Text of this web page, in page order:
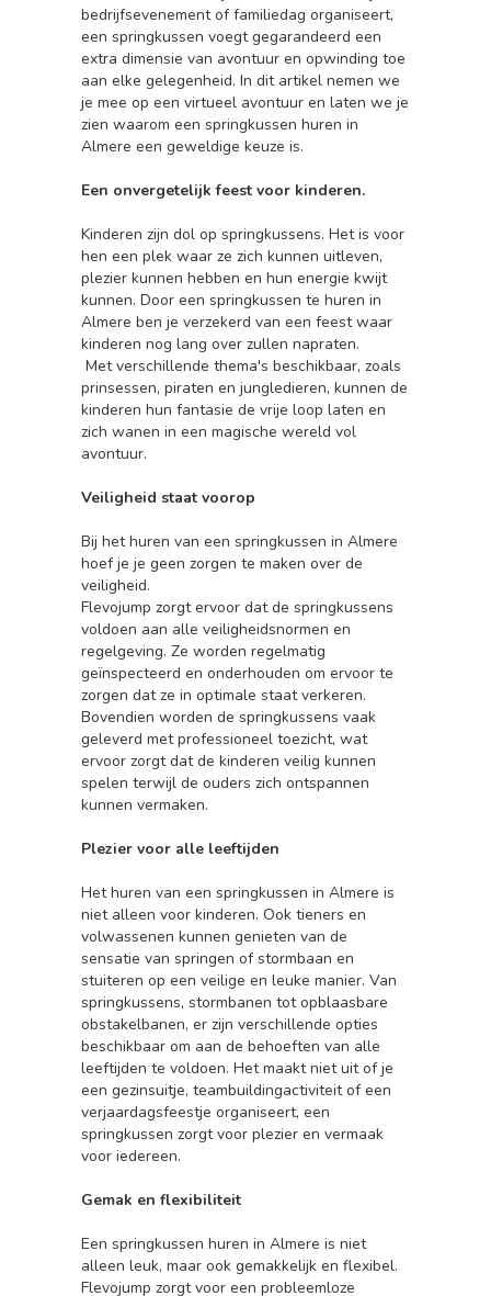
bedrijfsevenement of familiedag organiseert,
een springkussen voegt gegarandeerd een
extra dimensie van avontuur en opwinding toe
aan elke gelegenheid. In dit artikel nemen we
je mee op een virtueel avontuur en laten we je
zien waarom een springkussen huren in
Almere een geweldige keuze is.
Een onvergetelijk feest voor kinderen.
Kinderen zijn dol op springkussens. Het is voor
hen een plek waar ze zich kunnen uitleven,
plezier kunnen hebben en hun energie kwijt
kunnen. Door een springkussen te huren in
Almere ben je verzekerd van een feest waar
kinderen nog lang over zullen napraten.
Met verschillende thema's beschikbaar, zoals
prinsessen, piraten en jungledieren, kunnen de
kinderen hun fantasie de vrije loop laten en
zich wanen in een magische wereld vol
avontuur.
Veiligheid staat voorop
Bij het huren van een springkussen in Almere
hoef je je geen zorgen te maken over de
veiligheid.
Flevojump zorgt ervoor dat de springkussens
voldoen aan alle veiligheidsnormen en
regelgeving. Ze worden regelmatig
geïnspecteerd en onderhouden om ervoor te
zorgen dat ze in optimale staat verkeren.
Bovendien worden de springkussens vaak
geleverd met professioneel toezicht, wat
ervoor zorgt dat de kinderen veilig kunnen
spelen terwijl de ouders zich ontspannen
kunnen vermaken.
Plezier voor alle leeftijden
Het huren van een springkussen in Almere is
niet alleen voor kinderen. Ook tieners en
volwassenen kunnen genieten van de
sensatie van springen of stormbaan en
stuiteren op een veilige en leuke manier. Van
springkussens, stormbanen tot opblaasbare
obstakelbanen, er zijn verschillende opties
beschikbaar om aan de behoeften van alle
leeftijden te voldoen. Het maakt niet uit of je
een gezinsuitje, teambuildingactiviteit of een
verjaardagsfeestje organiseert, een
springkussen zorgt voor plezier en vermaak
voor iedereen.
Gemak en flexibiliteit
Een springkussen huren in Almere is niet
alleen leuk, maar ook gemakkelijk en flexibel.
Flevojump zorgt voor een probleemloze